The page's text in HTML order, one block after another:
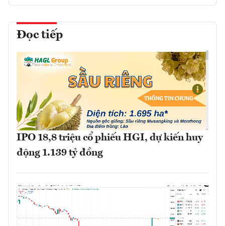
Đọc tiếp
IPO 18,8 triệu cổ phiếu HGI, dự kiến huy
động 1.139 tỷ đồng